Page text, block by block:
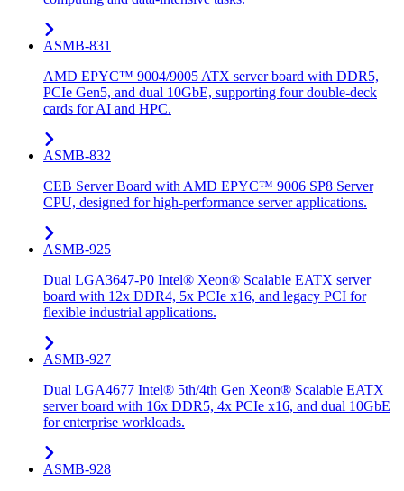
ASMB-831
AMD EPYC™ 9004/9005 ATX server board with DDR5,
PCIe Gen5, and dual 10GbE, supporting four double-deck
cards for AI and HPC.
ASMB-832
CEB Server Board with AMD EPYC™ 9006 SP8 Server
CPU, designed for high-performance server applications.
ASMB-925
Dual LGA3647-P0 Intel® Xeon® Scalable EATX server
board with 12x DDR4, 5x PCIe x16, and legacy PCI for
flexible industrial applications.
ASMB-927
Dual LGA4677 Intel® 5th/4th Gen Xeon® Scalable EATX
server board with 16x DDR5, 4x PCIe x16, and dual 10GbE
for enterprise workloads.
ASMB-928